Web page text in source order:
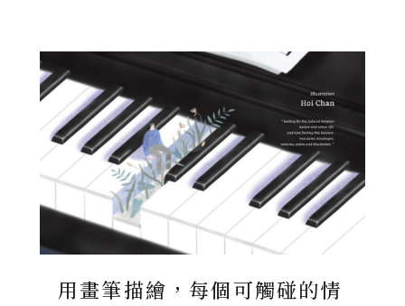
用畫筆描繪，每個可觸碰的情